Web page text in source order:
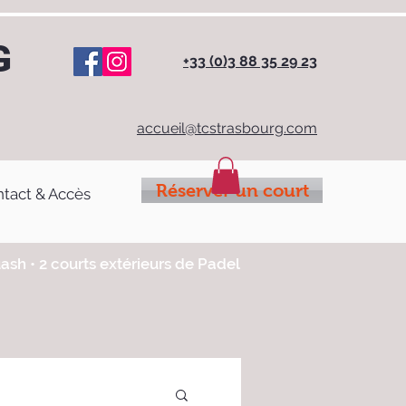
+33 (0)3 88 35 29 23
accueil@tcstrasbourg.com
& Accès Réserver un court
• 2 courts extérieurs de Padel